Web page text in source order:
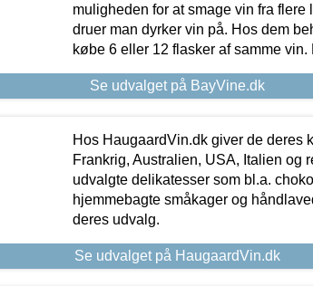
muligheden for at smage vin fra
druer man dyrker vin på. Hos dem
købe 6 eller 12 flasker af samme
Se udvalget på BayVine.dk
Hos HaugaardVin.dk giver de deres
Frankrig, Australien, USA, Italien og
udvalgte delikatesser som bl.a.
hjemmebagte småkager og
deres udvalg.
Se udvalget på HaugaardVin.dk